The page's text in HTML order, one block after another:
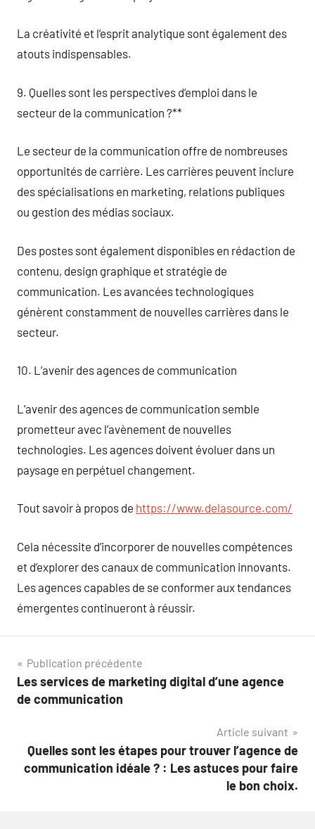
La créativité et l’esprit analytique sont également des
atouts indispensables.
9. Quelles sont les perspectives d’emploi dans le
secteur de la communication ?**
Le secteur de la communication offre de nombreuses
opportunités de carrière. Les carrières peuvent inclure
des spécialisations en marketing, relations publiques
ou gestion des médias sociaux.
Des postes sont également disponibles en rédaction de
contenu, design graphique et stratégie de
communication. Les avancées technologiques
génèrent constamment de nouvelles carrières dans le
secteur.
10. L’avenir des agences de communication
L’avenir des agences de communication semble
prometteur avec l’avènement de nouvelles
technologies. Les agences doivent évoluer dans un
paysage en perpétuel changement.
Tout savoir à propos de https://www.delasource.com/
Cela nécessite d’incorporer de nouvelles compétences
et d’explorer des canaux de communication innovants.
Les agences capables de se conformer aux tendances
émergentes continueront à réussir.
Navigation
de
Publication précédente
Les services de marketing digital d’une agence
de communication
Article suivant
Quelles sont les étapes pour trouver l’agence de
communication idéale ? : Les astuces pour faire
le bon choix.